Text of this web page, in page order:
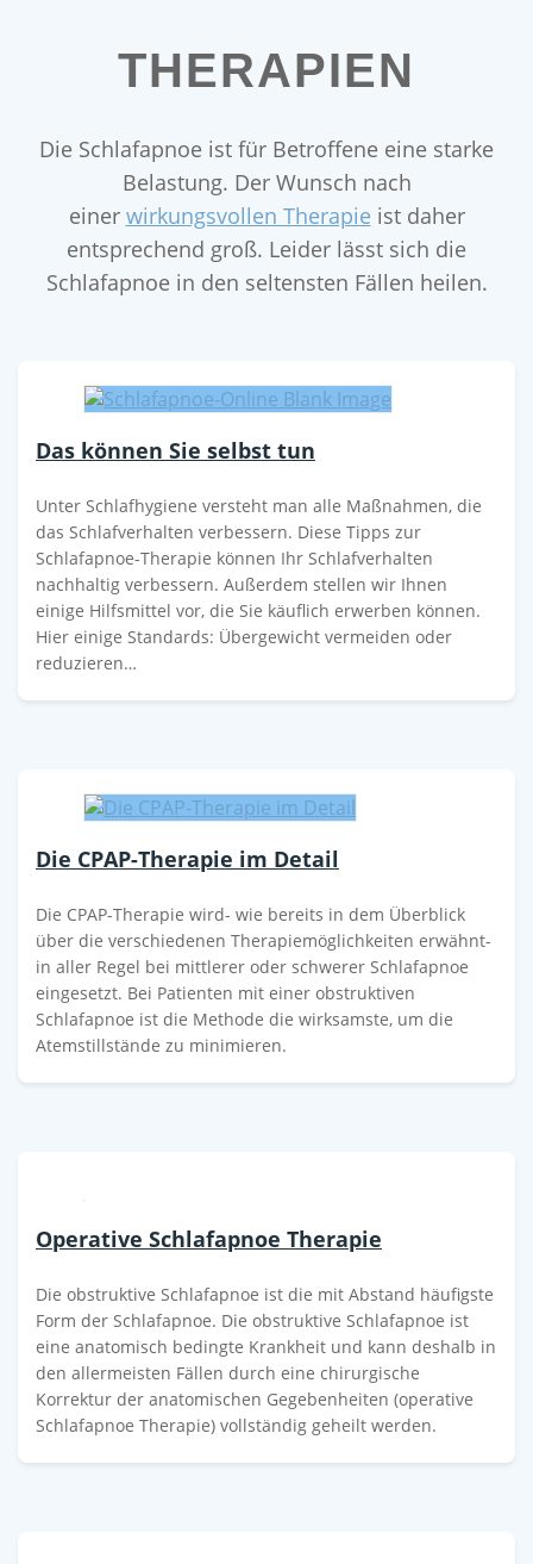
THERAPIEN
Die Schlafapnoe ist für Betroffene eine starke
Belastung. Der Wunsch nach
einer wirkungsvollen Therapie ist daher
entsprechend groß. Leider lässt sich die
Schlafapnoe in den seltensten Fällen heilen.
Das können Sie selbst tun
Unter Schlafhygiene versteht man alle Maßnahmen, die
das Schlafverhalten verbessern. Diese Tipps zur
Schlafapnoe-Therapie können Ihr Schlafverhalten
nachhaltig verbessern. Außerdem stellen wir Ihnen
einige Hilfsmittel vor, die Sie käuflich erwerben können.
Hier einige Standards: Übergewicht vermeiden oder
reduzieren…
Die CPAP-Therapie im Detail
Die CPAP-Therapie wird- wie bereits in dem Überblick
über die verschiedenen Therapiemöglichkeiten erwähnt-
in aller Regel bei mittlerer oder schwerer Schlafapnoe
eingesetzt. Bei Patienten mit einer obstruktiven
Schlafapnoe ist die Methode die wirksamste, um die
Atemstillstände zu minimieren.
Operative Schlafapnoe Therapie
Die obstruktive Schlafapnoe ist die mit Abstand häufigste
Form der Schlafapnoe. Die obstruktive Schlafapnoe ist
eine anatomisch bedingte Krankheit und kann deshalb in
den allermeisten Fällen durch eine chirurgische
Korrektur der anatomischen Gegebenheiten (operative
Schlafapnoe Therapie) vollständig geheilt werden.